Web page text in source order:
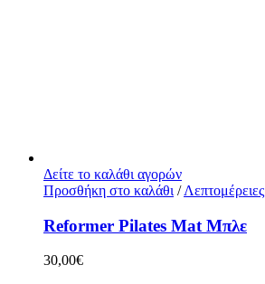
Δείτε το καλάθι αγορών
Προσθήκη στο καλάθι / Λεπτομέρειες
Reformer Pilates Mat Μπλε
30,00€